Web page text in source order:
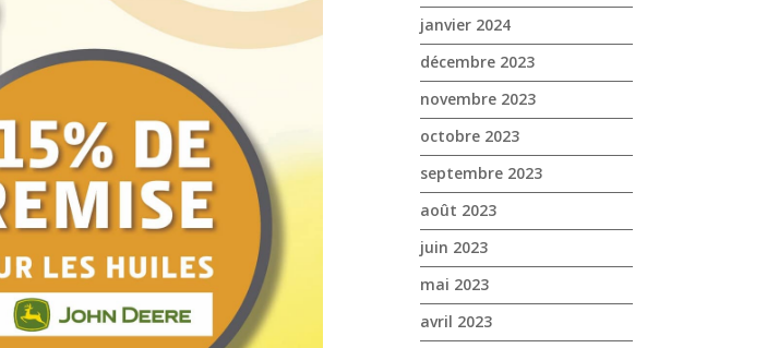
janvier 2024
décembre 2023
novembre 2023
octobre 2023
septembre 2023
août 2023
juin 2023
mai 2023
avril 2023